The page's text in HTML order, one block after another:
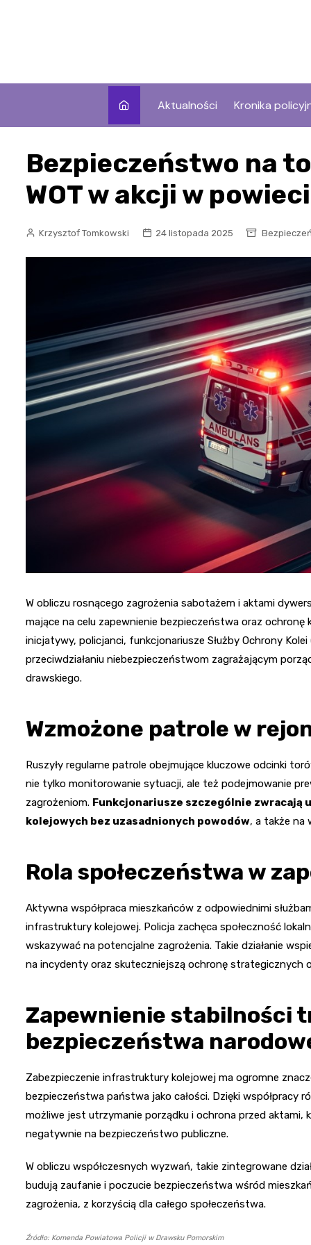
Aktualności Kronika
Bezpieczeństwo na
WOT w akcji w
Krzysztof Tomkowski 24 listopada 2025
W obliczu rosnącego zagrożenia sabotażem i aktami
mające na celu zapewnienie bezpieczeństwa oraz
inicjatywy, policjanci, funkcjonariusze Służby Ochrony
przeciwdziałaniu niebezpieczeństwom zagrażającym
drawskiego.
Wzmożone patrole w
Ruszyły regularne patrole obejmujące kluczowe odcinki
nie tylko monitorowanie sytuacji, ale też podejmowanie
zagrożeniom. Funkcjonariusze szczególnie zwracają
kolejowych bez uzasadnionych powodów, a także na
Rola społeczeństwa w
Aktywna współpraca mieszkańców z odpowiednimi
infrastruktury kolejowej. Policja zachęca społeczność
wskazywać na potencjalne zagrożenia. Takie działanie
na incydenty oraz skuteczniejszą ochronę strategicznych
Zapewnienie stabilności
bezpieczeństwa
Zabezpieczenie infrastruktury kolejowej ma ogromne
bezpieczeństwa państwa jako całości. Dzięki współpracy
możliwe jest utrzymanie porządku i ochrona przed aktami,
negatywnie na bezpieczeństwo publiczne.
W obliczu współczesnych wyzwań, takie zintegrowane
budują zaufanie i poczucie bezpieczeństwa wśród
zagrożenia, z korzyścią dla całego społeczeństwa.
Źródło: Komenda Powiatowa Policji w Drawsku Pomorskim